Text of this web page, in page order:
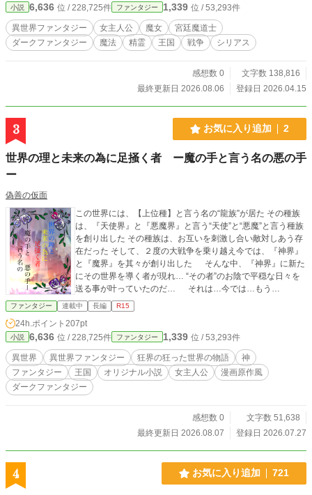
小説 6,636 位 / 228,725件 ファンタジー 1,339 位 / 53,293件
異世界ファンタジー 女主人公 魔女
宮廷魔道士
ダークファンタジー
魔法 精霊 王国 戦争 シリアス
感想数 0
文字数 138,816
最終更新日 2026.08.06
登録日 2026.04.15
3 お気に入り追加 2
世界の理と未来の為に足掻く者 ー魔の手と言う名の悪の手
ー
偽善の仮面
この世界には、【上位種】と言う名の“龍族”が居た その種族
は、『天使界』と『悪魔界』と言う“天使”と“悪魔”と言う種族
を創り出した その種族は、お互いを刺激し合い敵対しあう存
在だった そして、２度の大戦争を乗り越え今では、『神界』
と『魔界』を其々が創り出した そんな中、『神界』に新た
にその世界を導く者が現れ… “その者”のお陰で平穏な日々を
送る事が叶っていたのだ… それは…今では…もう…
ファンタジー 連載中 長編 R15
24h.ポイント 207pt
小説 6,636 位 / 228,725件 ファンタジー 1,339 位 / 53,293件
異世界 異世界ファンタジー 狂界の狂った世界の物語
神
ファンタジー
王国 オリジナル小説 女主人公
漫画原作風
ダークファンタジー
感想数 0
文字数 51,638
最終更新日 2026.08.07
登録日 2026.07.27
4 お気に入り追加 721